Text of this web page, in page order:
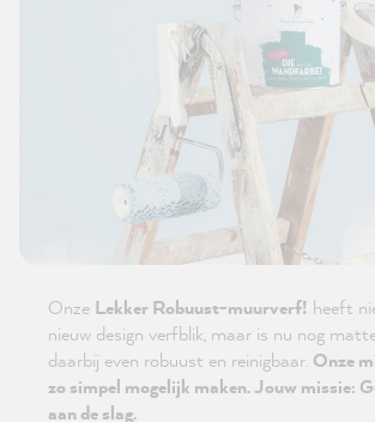
Onze Lekker Robuust-muurverf! heeft
nieuw design verfblik, maar is nu nog
daarbij even robuust en reinigbaar. Onze
zo simpel mogelijk maken. Jouw missie:
aan de slag.